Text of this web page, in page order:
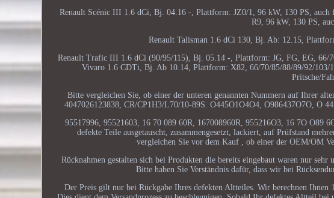
Renault Scénic III 1.6 dCi, Bj. 04.16 -, Plattform: JZ0/1, 96 kW, 130 PS,
R9, 96 kW, 130 PS,
Renault Talisman 1.6 dCi 130, Bj. Ab: 12.15,
Renault Trafic III 1.6 dCi (90/95/115), Bj. 05.14 -, Plattform: JG, FG, EG, 66/
Vivaro 1.6 CDTi, Bj. Ab 10.14, Plattform: X82, 66/70/85/88/89/92/103/
Pritsche/
Bitte vergleichen Sie, ob einer der unteren genannten Nummern auf Ihrer
4047026123838, CR/CP1H3/L70/10-89S. O445O1O4O4, O986437O7O, O
95517996, 95521603, 16 70 089 60R, 167008960R, 955216O3, 16 7O O89
defekte Teile ausgetauscht, zusammengesetzt, lackiert, auf Prüfstand
vergleichen Sie vor dem Kauf , ob einer der OEM/OM
Rücknahmen gestalten sich bei Produkten die bereits eingebaut waren nur
Bitte haben Sie Verständnis dafür, dass wir bei
Der Preis gilt nur bei Rückgabe Ihres defekten Altteiles. Wir berechnen